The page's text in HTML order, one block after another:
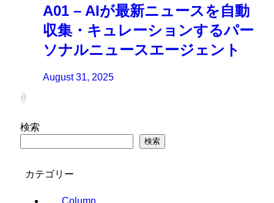
A01 – AIが最新ニュースを自動
収集・キュレーションするパー
ソナルニュースエージェント
August 31, 2025
1
検索
検索
カテゴリー
Column